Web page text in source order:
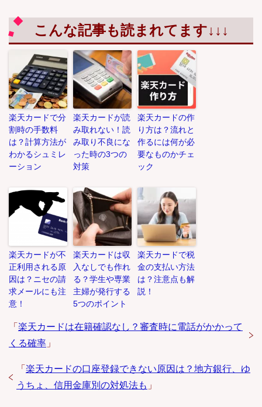
こんな記事も読まれてます↓↓↓
楽天カードで分
割時の手数料
は？計算方法が
わかるシュミレ
ーション
楽天カードが読
み取れない！読
み取り不良にな
った時の3つの
対策
楽天カードの作
り方は？流れと
作るには何が必
要なものかチェ
ック
楽天カードが不
正利用される原
因は？ニセの請
求メールにも注
意！
楽天カードは収
入なしでも作れ
る？学生や専業
主婦が発行する
5つのポイント
楽天カードで税
金の支払い方法
は？注意点も解
説！
「 楽天カードは在籍確認なし？審査時に電話がかかって
くる確率 」
「 楽天カードの口座登録できない原因は？地方銀行、ゆ
うちょ、信用金庫別の対処法も 」